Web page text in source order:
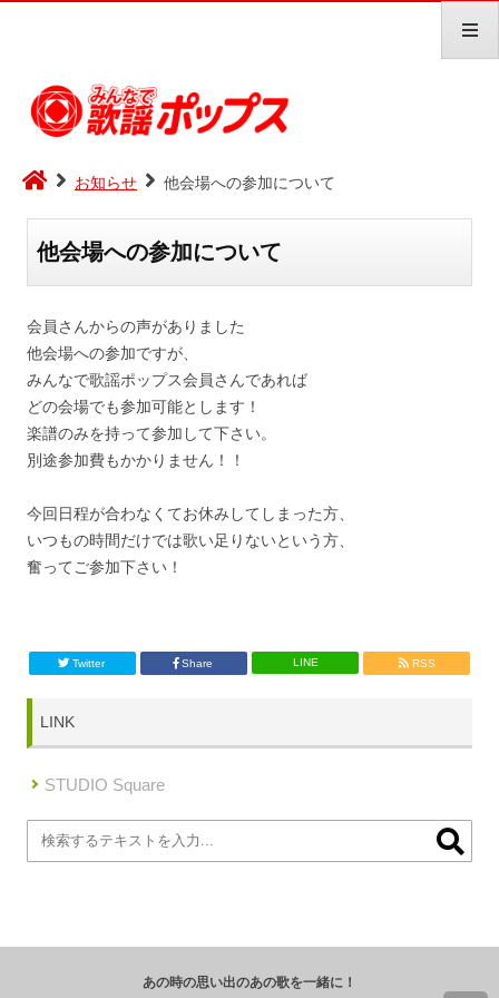
ン
テ
へ
ス
ッ
お知らせ 他会場への参加について
他会場への参加について
会員さんからの声がありました
他会場への参加ですが、
みんなで歌謡ポップス会員さんであれば
どの会場でも参加可能とします！
楽譜のみを持って参加して下さい。
別途参加費もかかりません！！
今回日程が合わなくてお休みしてしまった方、
いつもの時間だけでは歌い足りないという方、
奮ってご参加下さい！
Twitter Share LINE RSS
LINK
STUDIO Square
あの時の思い出のあの歌を一緒に！